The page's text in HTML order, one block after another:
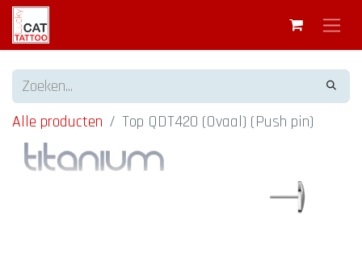
Alle producten Top QDT420 (Ovaal) (Push pin)